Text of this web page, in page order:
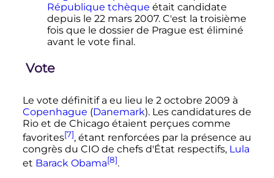
République tchèque était candidate
depuis le 22 mars 2007. C'est la troisième
fois que le dossier de Prague est éliminé
avant le vote final.
Vote
Le vote définitif a eu lieu le 2 octobre 2009 à
Copenhague (Danemark). Les candidatures de
Rio et de Chicago étaient perçues comme
favorites[7], étant renforcées par la présence au
congrès du CIO de chefs d'État respectifs, Lula
et Barack Obama[8].